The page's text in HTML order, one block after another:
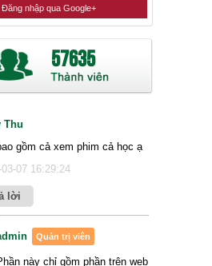
Đăng nhập qua Google+
57635
Thu
gồm cả xem phim cả học ạ
03-07 16:29:24
lời
Quản trị viên
này chỉ gồm phần trên web